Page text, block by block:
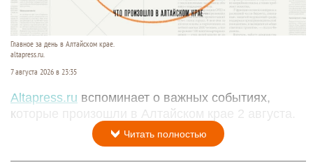
Главное за день в Алтайском крае.
altapress.ru.
7 августа 2026 в 23:35
Altapress.ru вспоминает о важных событиях,
которые произошли в Алтайском крае 2 августа.
Читать полностью